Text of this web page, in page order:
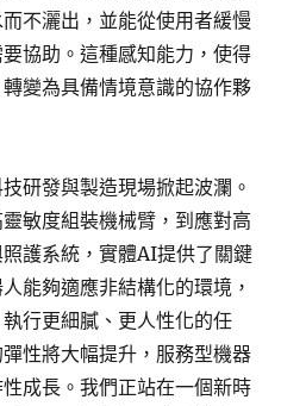
不灑出，並能從使用者緩慢
協助。這種感知能力，使得
變為具備情境意識的協作夥
研發與製造現場掀起波瀾。
敏度組裝機械臂，到應對高
護系統，實體AI提供了關鍵
能夠適應非結構化的環境，
行更細膩、更人性化的任
性將大幅提升，服務型機器
成長。我們正站在一個新時